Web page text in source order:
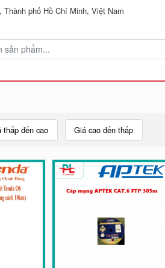
phố Hồ Chí Minh, Việt Nam
thấp đến cao Giá cao đến thấp